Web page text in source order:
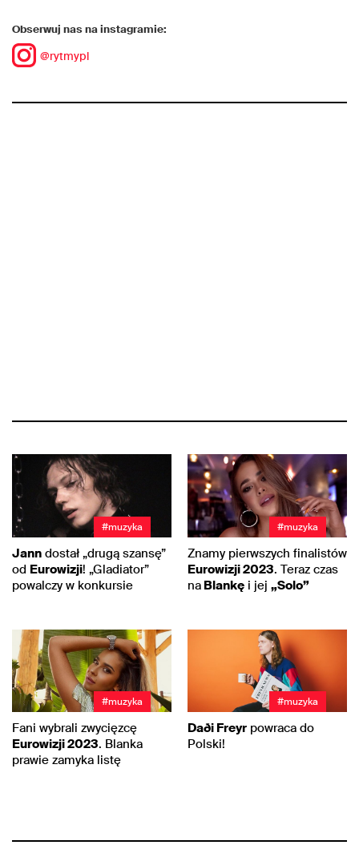
Obserwuj nas na instagramie:
@rytmypl
#muzyka
Jann dostał „drugą szansę”
od Eurowizji! „Gladiator”
powalczy w konkursie
#muzyka
Znamy pierwszych finalistów
Eurowizji 2023. Teraz czas
na Blankę i jej „Solo”
#muzyka
Fani wybrali zwycięzcę
Eurowizji 2023. Blanka
prawie zamyka listę
#muzyka
Daði Freyr powraca do
Polski!